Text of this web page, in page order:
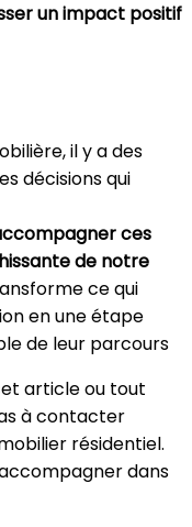
un impact positif
il y a des
décisions qui
ces
de notre
ce qui
en une étape
de leur parcours
article ou tout
à contacter
résidentiel.
dans